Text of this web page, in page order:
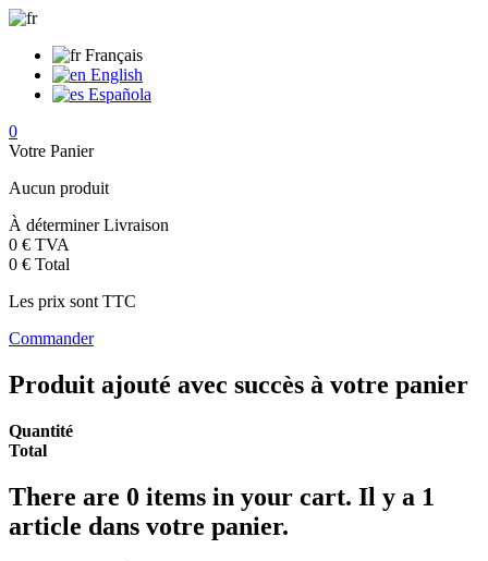
Français
English
Española
0
Votre Panier
Aucun produit
À déterminerLivraison
0 € TVA
0 € Total
Les prix sont TTC
Commander
Produit ajouté avec succès à votre panier
Quantité
Total
There are 0 items in your cart. Il y a 1
article dans votre panier.